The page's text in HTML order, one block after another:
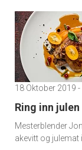
18 Oktober 2019 -
Ring inn
Mesterblender
akevitt og julemat